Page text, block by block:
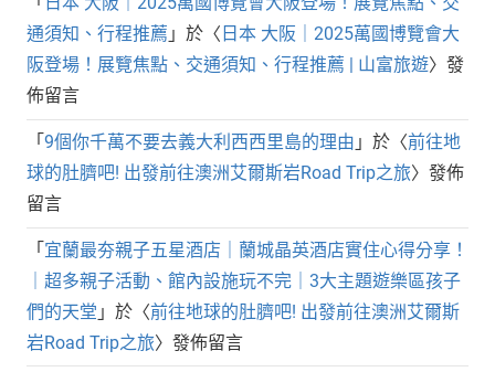
通須知、行程推薦 」於〈 日本 大阪｜2025萬國博覽會大
阪登場！展覽焦點、交通須知、行程推薦 | 山富旅遊〉發
佈留言
「 9個你千萬不要去義大利西西里島的理由 」於〈前往地
球的肚臍吧! 出發前往澳洲艾爾斯岩Road Trip之旅〉發佈
留言
「 宜蘭最夯親子五星酒店｜蘭城晶英酒店實住心得分享！
｜超多親子活動、館內設施玩不完｜3大主題遊樂區孩子
們的天堂 」於〈前往地球的肚臍吧! 出發前往澳洲艾爾斯
岩Road Trip之旅〉發佈留言